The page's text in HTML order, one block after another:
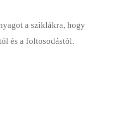
a sziklákra, hogy
és a foltosodástól.